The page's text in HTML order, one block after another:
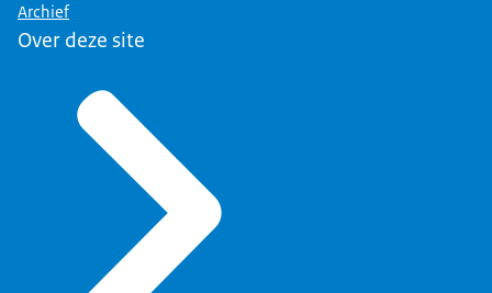
Archief
Over deze site